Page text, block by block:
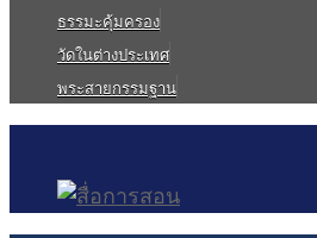
ธรรมะคุ้มครอง
วัดในต่างประเทศ
พระสายกรรมฐาน